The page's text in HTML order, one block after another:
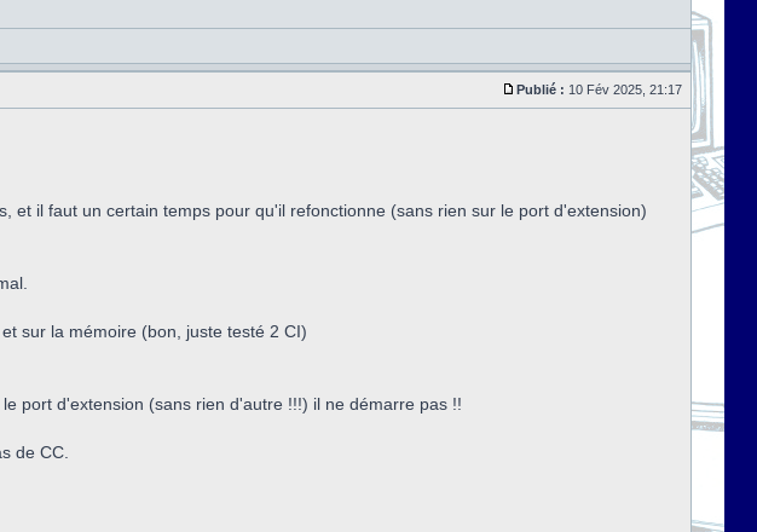
Publié : 10 Fév 2025, 21:17
il faut un certain temps pour qu'il refonctionne (sans rien sur le port d'extension)
sur la mémoire (bon, juste testé 2 CI)
port d'extension (sans rien d'autre !!!) il ne démarre pas !!
de CC.